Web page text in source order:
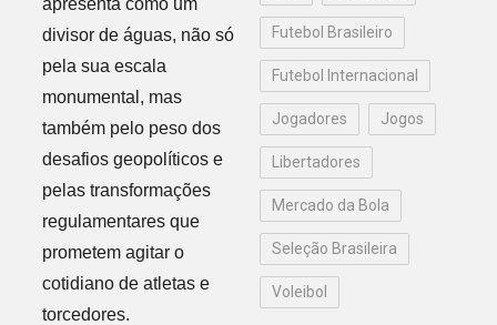
apresenta como um
divisor de águas, não só
pela sua escala
monumental, mas
também pelo peso dos
desafios geopolíticos e
pelas transformações
regulamentares que
prometem agitar o
cotidiano de atletas e
torcedores.
Futebol Brasileiro
Futebol Internacional
Jogadores Jogos
Libertadores
Mercado da Bola
Seleção Brasileira
Voleibol